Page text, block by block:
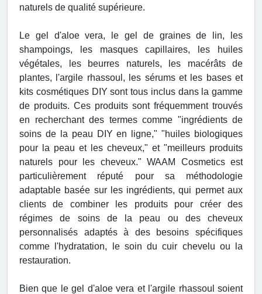
naturels de qualité supérieure.
Le gel d'aloe vera, le gel de graines de lin, les
shampoings, les masques capillaires, les huiles
végétales, les beurres naturels, les macérâts de
plantes, l'argile rhassoul, les sérums et les bases et
kits cosmétiques DIY sont tous inclus dans la gamme
de produits. Ces produits sont fréquemment trouvés
en recherchant des termes comme "ingrédients de
soins de la peau DIY en ligne," "huiles biologiques
pour la peau et les cheveux," et "meilleurs produits
naturels pour les cheveux." WAAM Cosmetics est
particulièrement réputé pour sa méthodologie
adaptable basée sur les ingrédients, qui permet aux
clients de combiner les produits pour créer des
régimes de soins de la peau ou des cheveux
personnalisés adaptés à des besoins spécifiques
comme l'hydratation, le soin du cuir chevelu ou la
restauration.
Bien que le gel d'aloe vera et l'argile rhassoul soient